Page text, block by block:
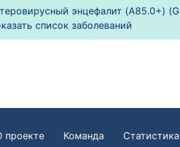
энцефалит (A85.0+)
список заболеваний
проекте Команда